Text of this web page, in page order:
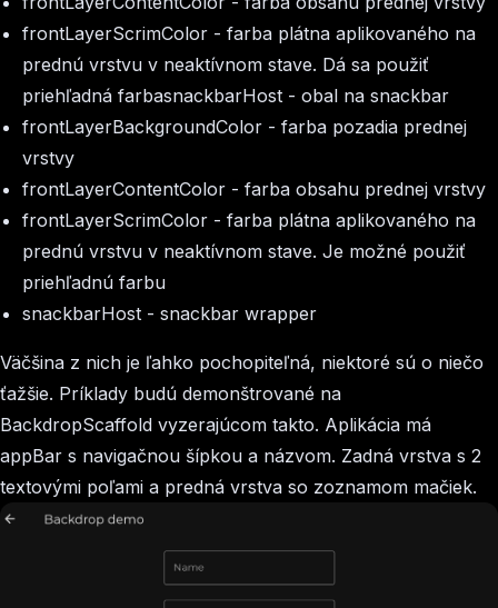
frontLayerScrimColor - farba plátna aplikovaného na
prednú vrstvu v neaktívnom stave. Dá sa použiť
priehľadná farbasnackbarHost - obal na snackbar
frontLayerBackgroundColor - farba pozadia prednej
vrstvy
frontLayerContentColor - farba obsahu prednej vrstvy
frontLayerScrimColor - farba plátna aplikovaného na
prednú vrstvu v neaktívnom stave. Je možné použiť
priehľadnú farbu
snackbarHost - snackbar wrapper
Väčšina z nich je ľahko pochopiteľná, niektoré sú o niečo
ťažšie. Príklady budú demonštrované na
BackdropScaffold vyzerajúcom takto. Aplikácia má
appBar s navigačnou šípkou a názvom. Zadná vrstva s 2
textovými poľami a predná vrstva so zoznamom mačiek.